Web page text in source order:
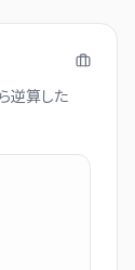
逆算した